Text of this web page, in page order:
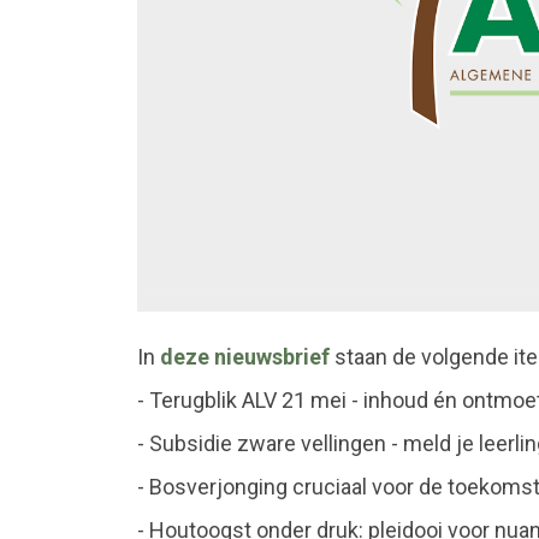
In deze nieuwsbrief staan de volgende
- Terugblik ALV 21 mei - inhoud én
- Subsidie zware vellingen - meld je
- Bosverjonging cruciaal voor de
- Houtoogst onder druk: pleidooi voor